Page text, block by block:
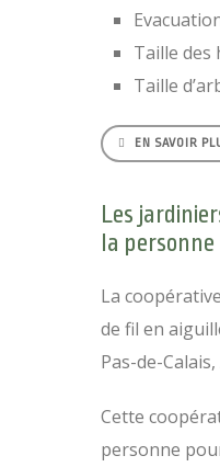
Taille
Taille
EN SAVOIR
Les
la personne
La
de fil en
Pas-de-
Cette
personne